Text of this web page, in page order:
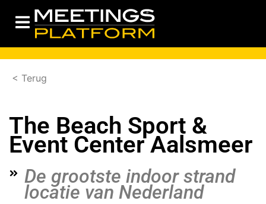
< Terug
The Beach Sport &
Event Center Aalsmeer
De grootste indoor strand
locatie van Nederland